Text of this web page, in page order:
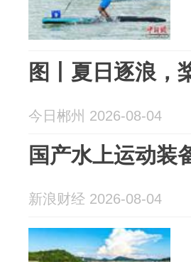
图丨夏日逐浪，
今日郴州 2026-08-04
国产水上运动装
新浪财经 2026-08-04